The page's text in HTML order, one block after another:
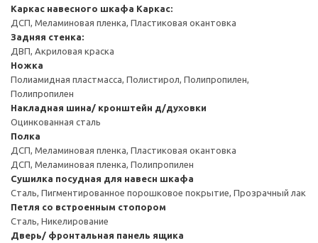
Каркас навесного шкафа Каркас:
ДСП, Меламиновая пленка, Пластиковая окантовка
Задняя стенка:
ДВП, Акриловая краска
Ножка
Полиамидная пластмасса, Полистирол, Полипропилен,
Полипропилен
Накладная шина/ кронштейн д/духовки
Оцинкованная сталь
Полка
ДСП, Меламиновая пленка, Пластиковая окантовка
ДСП, Меламиновая пленка, Полипропилен
Сушилка посудная для навесн шкафа
Сталь, Пигментированное порошковое покрытие, Прозрачный лак
Петля со встроенным стопором
Сталь, Никелирование
Дверь/ фронтальная панель ящика